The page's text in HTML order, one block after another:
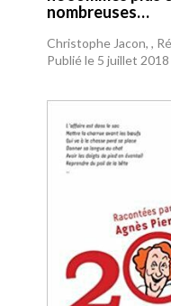
nombreuses…
Christophe Jacon, ,
Publié le 5 juillet